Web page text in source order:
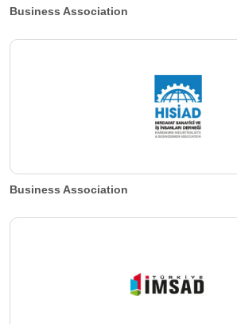
Business Association
Business Association